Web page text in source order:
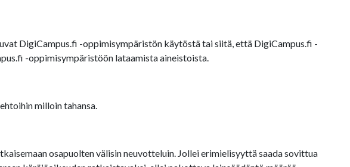
DigiCampus.fi -oppimisympäristön käytöstä tai siitä, että DigiCampus.fi -
-oppimisympäristöön lataamista aineistoista.
milloin tahansa.
osapuolten välisin neuvotteluin. Jollei erimielisyyttä saada sovittua